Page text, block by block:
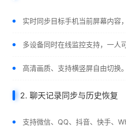
实时同步目标手机当前屏幕内容
多设备同时在线监控支持，一人
高清画质、支持横竖屏自由切换。
2. 聊天记录同步与历史恢复
支持微信、QQ、抖音、快手、